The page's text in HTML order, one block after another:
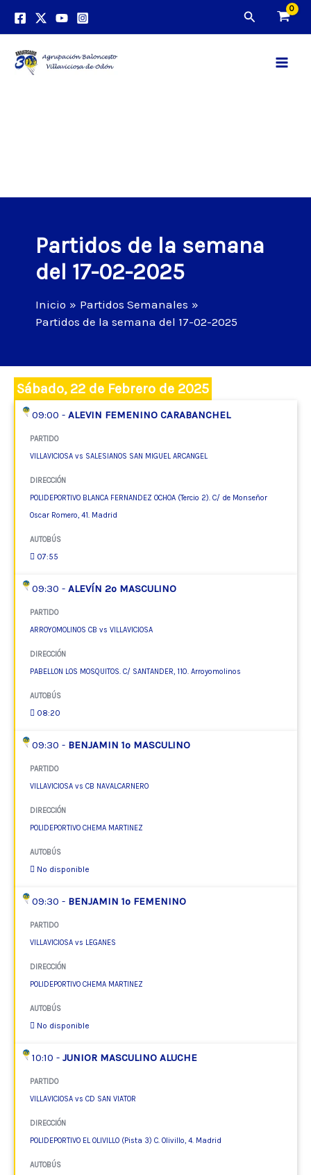
Buscar
Partidos de la semana
del 17-02-2025
Inicio
Partidos Semanales
Partidos de la semana del 17-02-2025
Sábado, 22 de Febrero de 2025
09:00 - ALEVIN FEMENINO CARABANCHEL
PARTIDO
VILLAVICIOSA vs SALESIANOS SAN MIGUEL ARCANGEL
DIRECCIÓN
POLIDEPORTIVO BLANCA FERNANDEZ OCHOA (Tercio 2). C/ de Monseñor
Oscar Romero, 41. Madrid
AUTOBÚS
07:55
09:30 - ALEVÍN 2º MASCULINO
PARTIDO
ARROYOMOLINOS CB vs VILLAVICIOSA
DIRECCIÓN
PABELLON LOS MOSQUITOS. C/ SANTANDER, 110. Arroyomolinos
AUTOBÚS
08:20
09:30 - BENJAMIN 1º MASCULINO
PARTIDO
VILLAVICIOSA vs CB NAVALCARNERO
DIRECCIÓN
POLIDEPORTIVO CHEMA MARTINEZ
AUTOBÚS
No disponible
09:30 - BENJAMIN 1º FEMENINO
PARTIDO
VILLAVICIOSA vs LEGANES
DIRECCIÓN
POLIDEPORTIVO CHEMA MARTINEZ
AUTOBÚS
No disponible
10:10 - JUNIOR MASCULINO ALUCHE
PARTIDO
VILLAVICIOSA vs CD SAN VIATOR
DIRECCIÓN
POLIDEPORTIVO EL OLIVILLO (Pista 3) C. Olivillo, 4. Madrid
AUTOBÚS